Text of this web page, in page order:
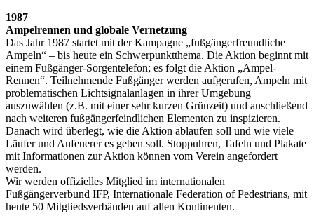
1987
Ampelrennen und globale Vernetzung
Das Jahr 1987 startet mit der Kampagne „fußgängerfreundliche
Ampeln“ – bis heute ein Schwerpunktthema. Die Aktion beginnt mit
einem Fußgänger-Sorgentelefon; es folgt die Aktion „Ampel-
Rennen“. Teilnehmende Fußgänger werden aufgerufen, Ampeln mit
problematischen Lichtsignalanlagen in ihrer Umgebung
auszuwählen (z.B. mit einer sehr kurzen Grünzeit) und anschließend
nach weiteren fußgängerfeindlichen Elementen zu inspizieren.
Danach wird überlegt, wie die Aktion ablaufen soll und wie viele
Läufer und Anfeuerer es geben soll. Stoppuhren, Tafeln und Plakate
mit Informationen zur Aktion können vom Verein angefordert
werden.
Wir werden offizielles Mitglied im internationalen
Fußgängerverbund IFP, Internationale Federation of Pedestrians, mit
heute 50 Mitgliedsverbänden auf allen Kontinenten.